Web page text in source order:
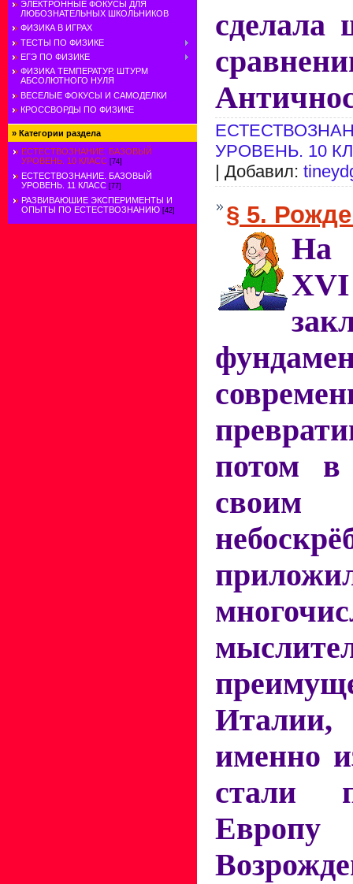
ЭЛЕКТРОННЫЕ ФОКУСЫ ДЛЯ
ЛЮБОЗНАТЕЛЬНЫХ ШКОЛЬНИКОВ
ФИЗИКА В ИГРАХ
ТЕСТЫ ПО ФИЗИКЕ
ЕГЭ ПО ФИЗИКЕ
ФИЗИКА ТЕМПЕРАТУР. ШТУРМ
АБСОЛЮТНОГО НУЛЯ
ВЕСЕЛЫЕ ФОКУСЫ И САМОДЕЛКИ
КРОССВОРДЫ ПО ФИЗИКЕ
» Категории раздела
ЕСТЕСТВОЗНАНИЕ. БАЗОВЫЙ
УРОВЕНЬ. 10 КЛАСС [74]
ЕСТЕСТВОЗНАНИЕ. БАЗОВЫЙ
УРОВЕНЬ. 11 КЛАСС [77]
РАЗВИВАЮШИЕ ЭКСПЕРИМЕНТЫ И
ОПЫТЫ ПО ЕСТЕСТВОЗНАНИЮ [42]
сделала
УРОВЕНЬ. 10
| Добавил:
§ 5.
На
потом
своим
именно
стали